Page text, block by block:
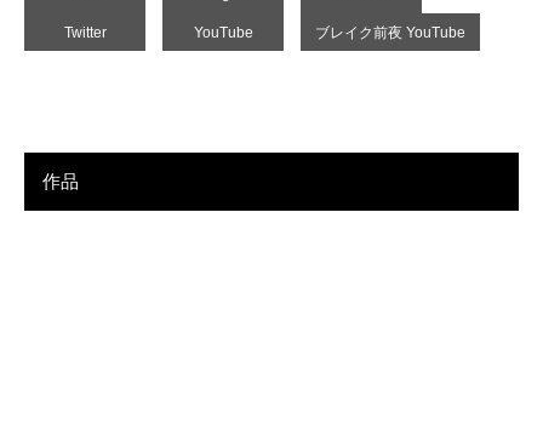
Twitter YouTube ブレイク前夜 YouTube
作品